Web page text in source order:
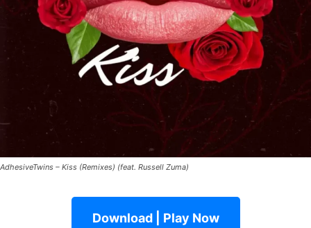
AdhesiveTwins – Kiss (Remixes) (feat. Russell Zuma)
Download | Play Now